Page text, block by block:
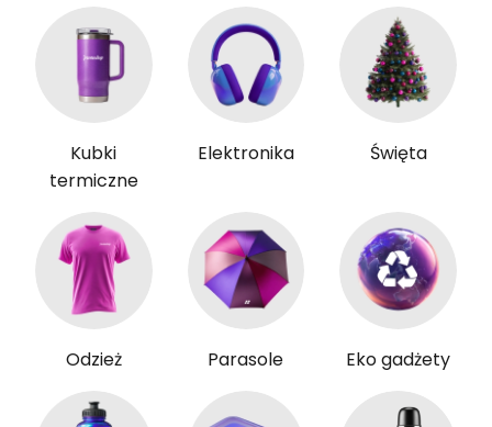
Kubki
termiczne
Elektronika Święta
Odzież Parasole Eko gadżety